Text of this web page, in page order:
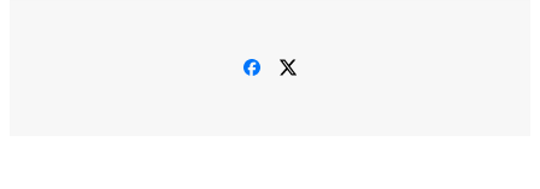
Facebook